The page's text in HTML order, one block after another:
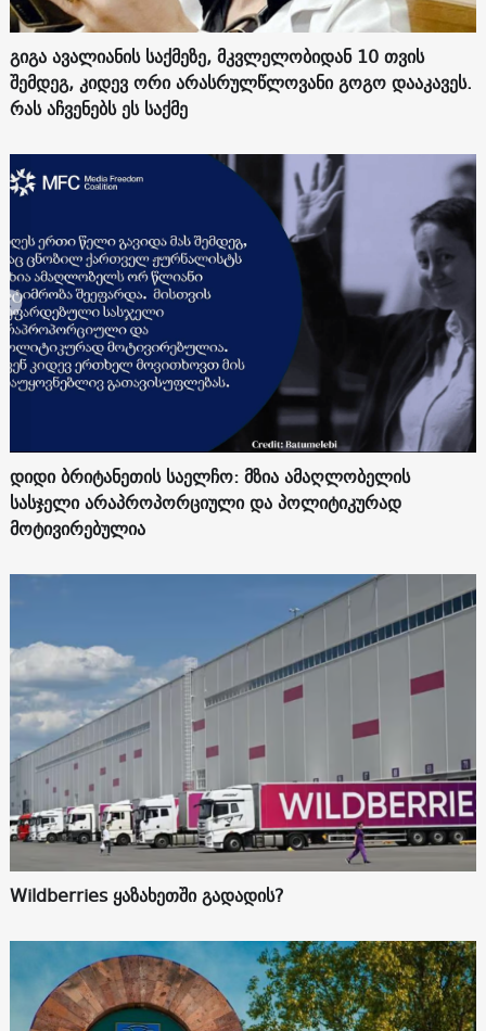
გიგა ავალიანის საქმეზე, მკვლელობიდან 10 თვის
შემდეგ, კიდევ ორი არასრულწლოვანი გოგო დააკავეს.
რას აჩვენებს ეს საქმე
დიდი ბრიტანეთის საელჩო: მზია ამაღლობელის
სასჯელი არაპროპორციული და პოლიტიკურად
მოტივირებულია
Wildberries ყაზახეთში გადადის?